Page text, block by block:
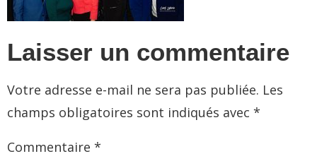
Laisser un commentaire
Votre adresse e-mail ne sera pas publiée. Les
champs obligatoires sont indiqués avec *
Commentaire *